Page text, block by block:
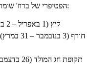
הפטיפרי של ברוז' שומר על שעות פתיחה עקביות ברוב ימות השנה:
קיץ (1 באפריל – 2 בנובמבר):
חורף (3 בנובמבר – 31 במרץ):
תקופת חג המולד (26 בדצמבר – 30):